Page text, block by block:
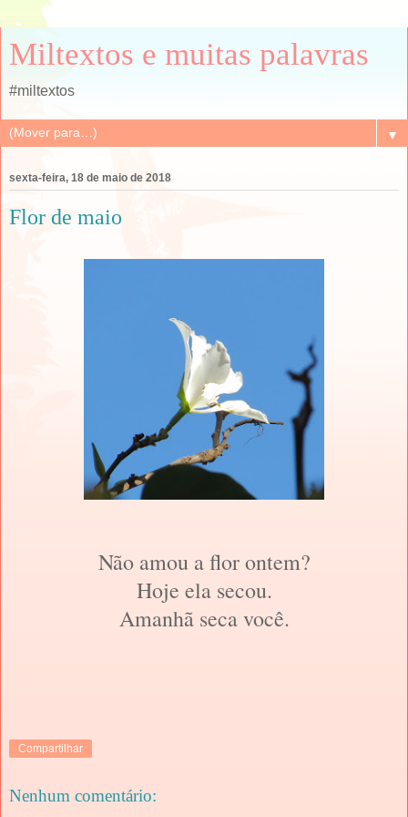
Miltextos e muitas palavras
#miltextos
▼
sexta-feira, 18 de maio de 2018
Flor de maio
Não amou a flor ontem?
Hoje ela secou.
Amanhã seca você.
Compartilhar
Nenhum comentário: